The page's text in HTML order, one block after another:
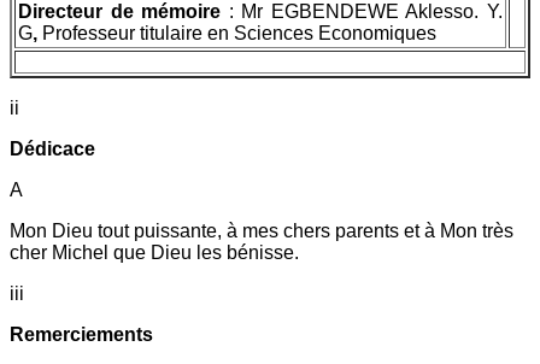
Directeur de mémoire : Mr EGBENDEWE Aklesso. Y.
G, Professeur titulaire en Sciences Economiques
ii
Dédicace
A
Mon Dieu tout puissante, à mes chers parents et à Mon très
cher Michel que Dieu les bénisse.
iii
Remerciements